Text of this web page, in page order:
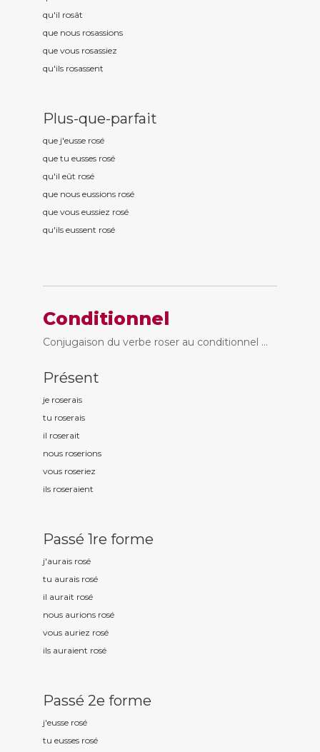
qu'il rosât
que nous rosassions
que vous rosassiez
qu'ils rosassent
Plus-que-parfait
que j'eusse rosé
que tu eusses rosé
qu'il eût rosé
que nous eussions rosé
que vous eussiez rosé
qu'ils eussent rosé
Conditionnel
Conjugaison du verbe roser au conditionnel ...
Présent
je roserais
tu roserais
il roserait
nous roserions
vous roseriez
ils roseraient
Passé 1re forme
j'aurais rosé
tu aurais rosé
il aurait rosé
nous aurions rosé
vous auriez rosé
ils auraient rosé
Passé 2e forme
j'eusse rosé
tu eusses rosé